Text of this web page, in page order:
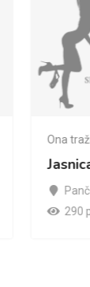
Ona
290